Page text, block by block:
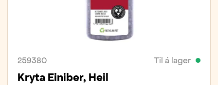
259380 Til á lager
Kryta Einiber, Heil